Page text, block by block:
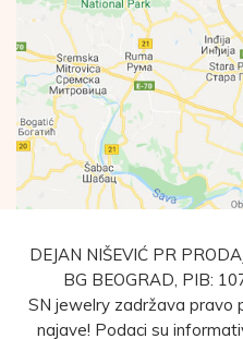
DEJAN NIŠEVIĆ PR
BG BEOGRAD, PIB:
SN jewelry zadržava pravo
najave! Podaci su